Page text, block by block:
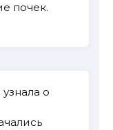
почек.
узнала о